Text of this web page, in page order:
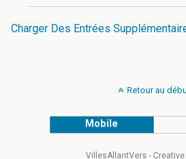
Charger Des Entrées
Retour au
Mobile
VillesAllantVers -